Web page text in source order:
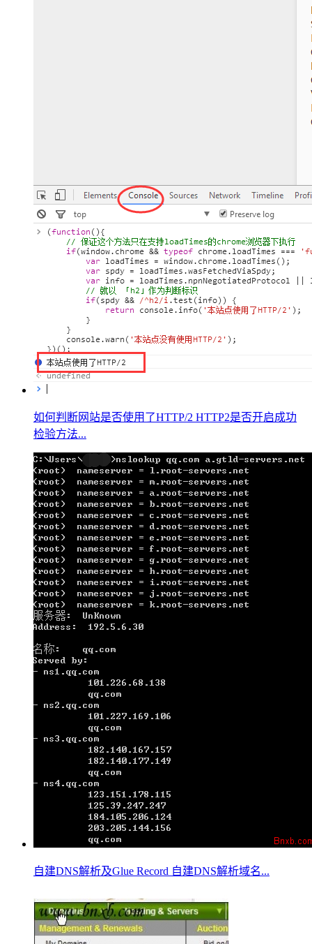
如何判断网站是否使用了HTTP/2 HTTP2是否开启成功
检验方法...
自建DNS解析及Glue Record 自建DNS解析域名...